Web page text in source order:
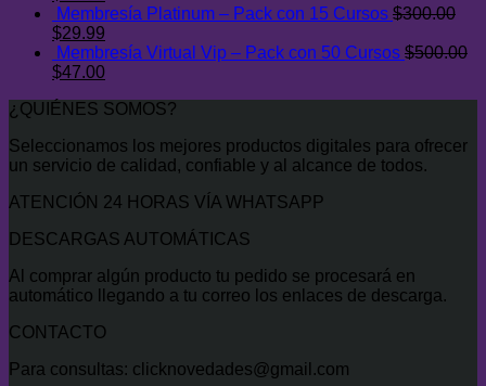
precio
original
era:
$400.00.
precio
es:
$34.99.
Membresía Platinum – Pack con 15 Cursos $300.00
El
precio
original
$300.00.
$29.99
precio
actual
$29.99.
Membresía Virtual Vip – Pack con 50 Cursos $500.00
El
original
$500.00.
$47.00El
actual
$47.00.
¿QUIÉNES SOMOS?
Seleccionamos los mejores productos digitales para ofrecer
un servicio de calidad, confiable y al alcance de todos.
ATENCIÓN 24 HORAS VÍA WHATSAPP
DESCARGAS AUTOMÁTICAS
Al comprar algún producto tu pedido se procesará en
automático llegando a tu correo los enlaces de descarga.
CONTACTO
Para consultas: clicknovedades@gmail.com